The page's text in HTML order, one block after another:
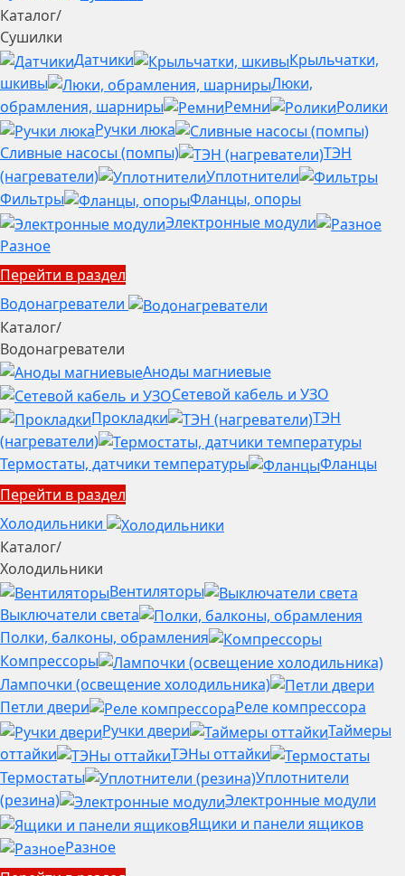
Каталог/
Сушилки
Датчики
Крыльчатки,
шкивы
Люки,
обрамления, шарниры
Ремни
Ролики
Ручки люка
Сливные насосы (помпы)
ТЭН
(нагреватели)
Уплотнители
Фильтры
Фланцы, опоры
Электронные модули
Разное
Перейти в раздел
Водонагреватели
Каталог/
Водонагреватели
Аноды магниевые
Сетевой кабель и УЗО
Прокладки
ТЭН
(нагреватели)
Термостаты, датчики температуры
Фланцы
Перейти в раздел
Холодильники
Каталог/
Холодильники
Вентиляторы
Выключатели света
Полки, балконы, обрамления
Компрессоры
Лампочки (освещение холодильника)
Петли двери
Реле компрессора
Ручки двери
Таймеры
оттайки
ТЭНы оттайки
Термостаты
Уплотнители
(резина)
Электронные модули
Ящики и панели ящиков
Разное